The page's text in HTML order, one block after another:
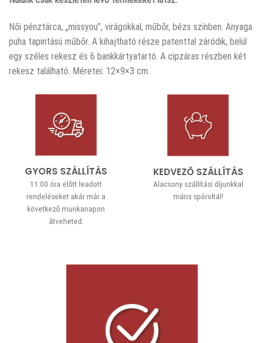
Női pénztárca, „missyou”, virágokkal, műbőr, bézs színben. Anyaga
puha tapintású műbőr. A kihajtható része patenttal záródik, belül
egy széles rekesz és 6 bankkártyatartó. A cipzáras részben két
rekesz található. Méretei: 12×9×3 cm.
GYORS SZÁLLÍTÁS
11:00 óra előtt leadott
rendeléseket akár már a
következő munkanapon
átveheted.
KEDVEZŐ SZÁLLÍTÁS
Alacsony szállítási díjunkkal
máris spóroltál!